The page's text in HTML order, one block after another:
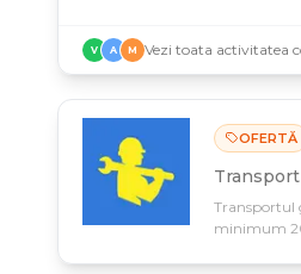
V A M Vezi toata activitatea
OFERTĂ
Transportul
minimum